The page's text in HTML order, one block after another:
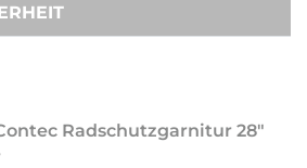
Radschutzgarnitur 28"